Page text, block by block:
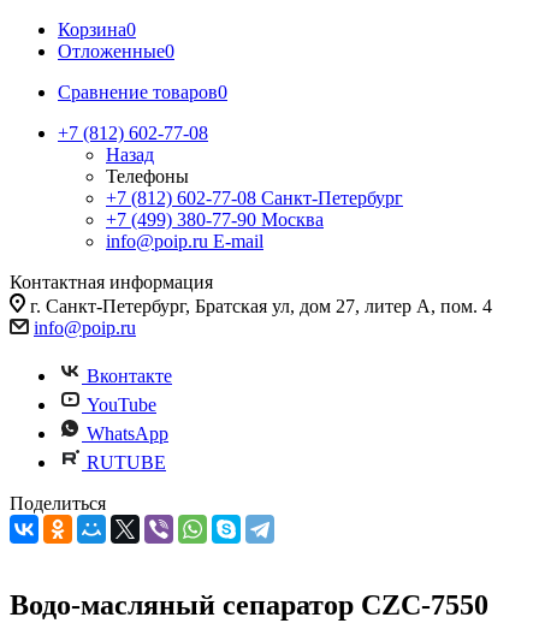
Корзина0
Отложенные0
Сравнение товаров0
+7 (812) 602-77-08
Назад
Телефоны
+7 (812) 602-77-08 Санкт-Петербург
+7 (499) 380-77-90 Москва
info@poip.ru E-mail
Контактная информация
г. Санкт-Петербург, Братская ул, дом 27, литер А, пом. 4
info@poip.ru
Вконтакте
YouTube
WhatsApp
RUTUBE
Поделиться
Водо-масляный сепаратор CZC-7550